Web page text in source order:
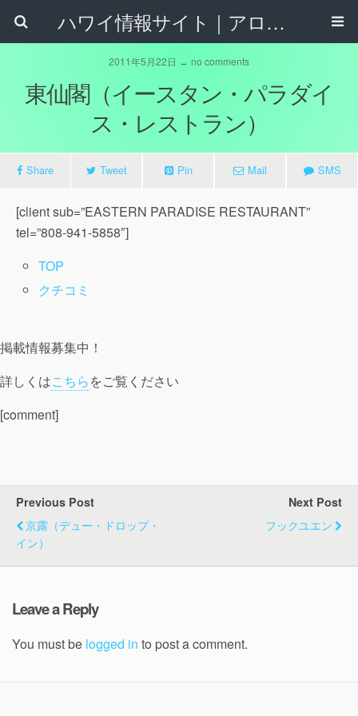
ハワイ情報サイト｜アロハタウンネット
2011年5月22日 ↔ no comments
東仙閣（イースタン・パラダイ
ス・レストラン）
Share Tweet Pin Mail SMS
[client sub=”EASTERN PARADISE RESTAURANT”
tel=”808-941-5858″]
TOP
クチコミ
掲載情報募集中！
詳しくはこちらをご覧ください
[comment]
Previous Post
京露（デュー・ドロップ・
イン）
Next Post
フックユエン
Leave a Reply
You must be logged in to post a comment.